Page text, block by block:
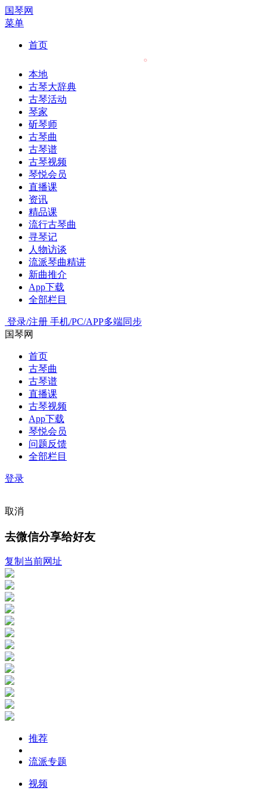
国琴网
菜单
首页
本地
古琴大辞典
古琴活动
琴家
斫琴师
古琴曲
古琴谱
古琴视频
琴悦会员
直播课
资讯
精品课
流行古琴曲
寻琴记
人物访谈
流派琴曲精讲
新曲推介
App下载
全部栏目
登录/注册 手机/PC/APP多端同步
国琴网
首页
古琴曲
古琴谱
直播课
古琴视频
App下载
琴悦会员
问题反馈
全部栏目
登录
取消
去微信分享给好友
复制当前网址
推荐
流派专题
视频